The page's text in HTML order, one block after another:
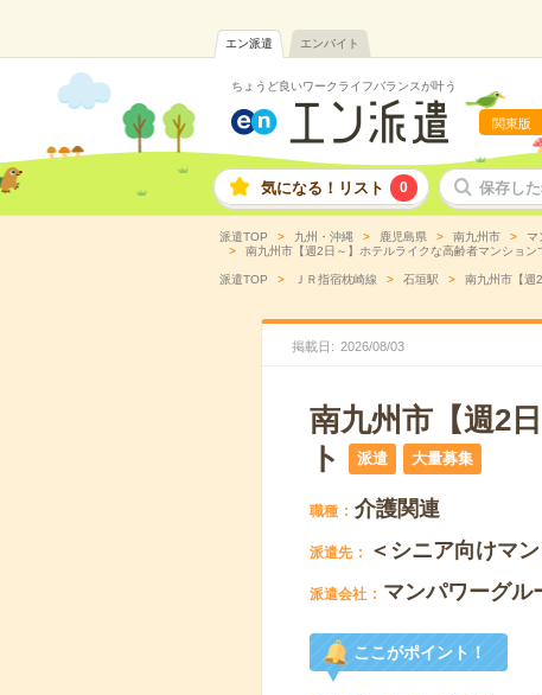
エン派遣 エンバイト
ちょうど良いワークライフバランスが叶う
関東版
気になる！リスト 0 保存し
派遣TOP 九州・沖縄 鹿児島県 南九州市
マ
南九州市【週2日～】ホテルライクな高齢者マンショ
派遣TOP ＪＲ指宿枕崎線 石垣駅 南九州市【週
掲載日 2026/08/03
南九州市【週2
ト
派遣 大量募集
職種 介護関連
派遣先 ＜シニア向けマ
派遣会社 マンパワーグ
ここがポイント！